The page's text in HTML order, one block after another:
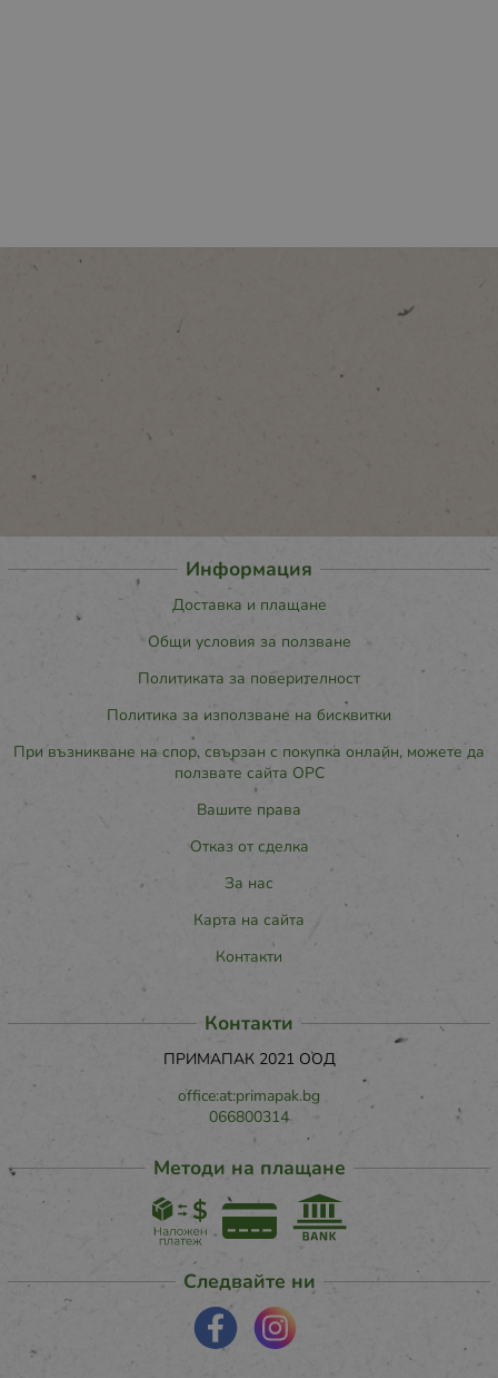
Информация
Доставка и плащане
Общи условия за ползване
Политиката за поверителност
Политика за използване на бисквитки
При възникване на спор, свързан с покупка онлайн, можете да
ползвате сайта ОРС
Вашите права
Отказ от сделка
За нас
Карта на сайта
Контакти
Контакти
ПРИМАПАК 2021 ООД
office:at:primapak.bg
066800314
Методи на плащане
Следвайте ни